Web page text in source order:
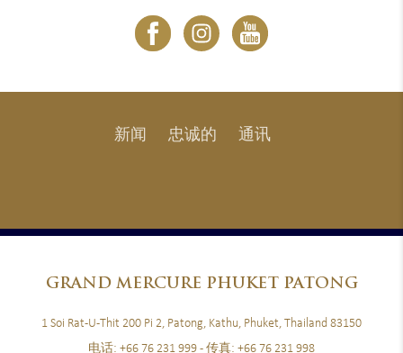
新闻 忠诚的 通讯
GRANDMERCURE PHUKET PATONG
1 Soi Rat-U-Thit 200 Pi 2, Patong, Kathu, Phuket, Thailand 83150
电话: +66 76 231 999 - 传真: +66 76 231 998